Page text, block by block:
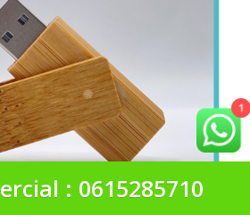
1
: 0615285710